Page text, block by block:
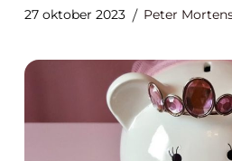
27 oktober 2023 Peter